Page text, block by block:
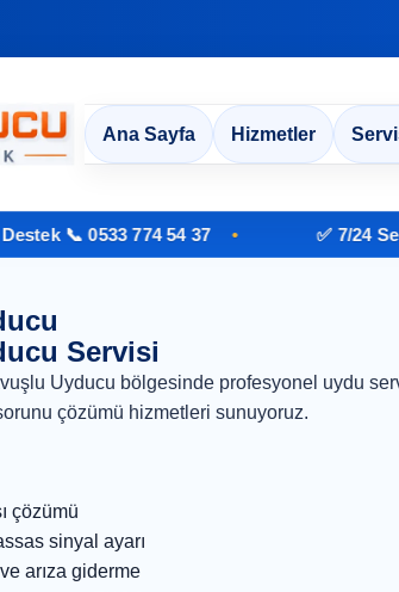
Ana Sayfa Hizmetler
📞 0533 774 54 37 ✅ 7/24
Servisi
Uyducu bölgesinde profesyonel uydu
çözümü hizmetleri sunuyoruz.
çözümü
sinyal ayarı
arıza giderme